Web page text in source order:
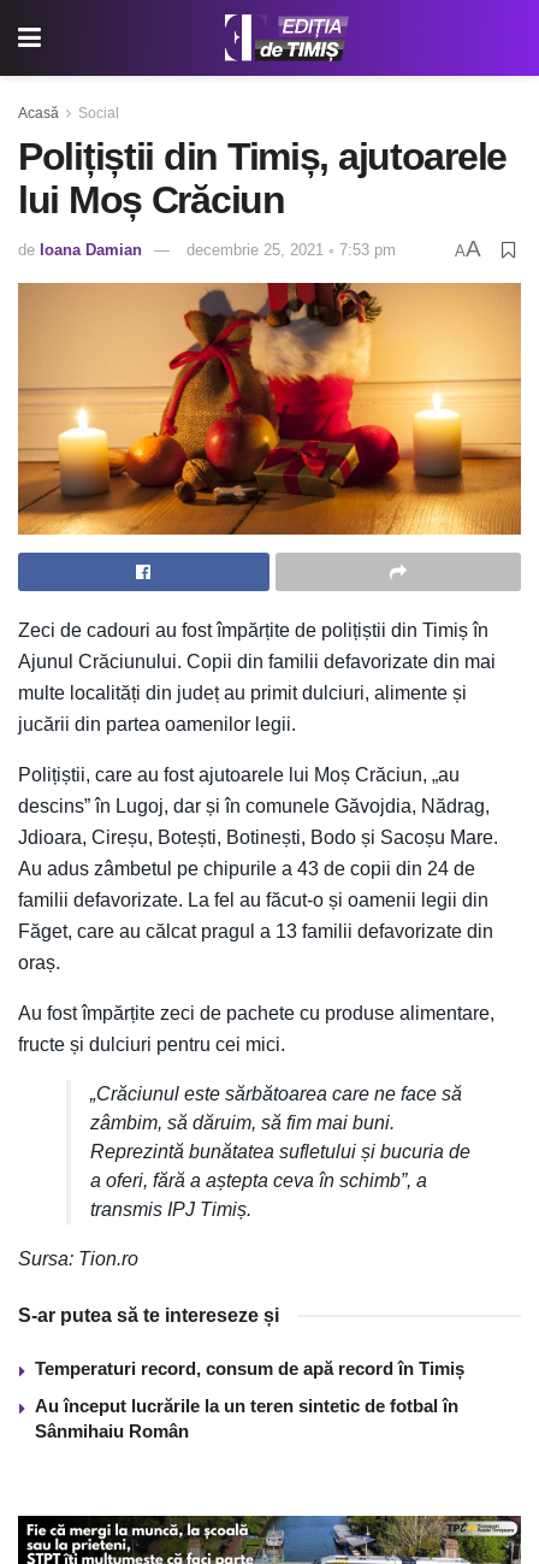
Acasă Social
Polițiștii din Timiș, ajutoarele
lui Moș Crăciun
de Ioana Damian decembrie 25, 2021 ◦ 7:53 pm AA
Zeci de cadouri au fost împărțite de polițiștii din Timiș în
Ajunul Crăciunului. Copii din familii defavorizate din mai
multe localități din județ au primit dulciuri, alimente și
jucării din partea oamenilor legii.
Polițiștii, care au fost ajutoarele lui Moș Crăciun, „au
descins” în Lugoj, dar și în comunele Găvojdia, Nădrag,
Jdioara, Cireșu, Botești, Botinești, Bodo și Sacoșu Mare.
Au adus zâmbetul pe chipurile a 43 de copii din 24 de
familii defavorizate. La fel au făcut-o și oamenii legii din
Făget, care au călcat pragul a 13 familii defavorizate din
oraș.
Au fost împărțite zeci de pachete cu produse alimentare,
fructe și dulciuri pentru cei mici.
„Crăciunul este sărbătoarea care ne face să
zâmbim, să dăruim, să fim mai buni.
Reprezintă bunătatea sufletului și bucuria de
a oferi, fără a aștepta ceva în schimb”, a
transmis IPJ Timiș.
Sursa: Tion.ro
S-ar putea să te intereseze și
Temperaturi record, consum de apă record în Timiș
Au început lucrările la un teren sintetic de fotbal în
Sânmihaiu Român